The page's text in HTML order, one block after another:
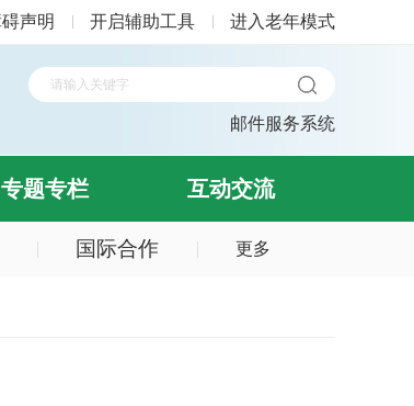
声明 开启辅助工具 进入老年模式
邮件服务系统
专题专栏 互动交流
国际合作 更多